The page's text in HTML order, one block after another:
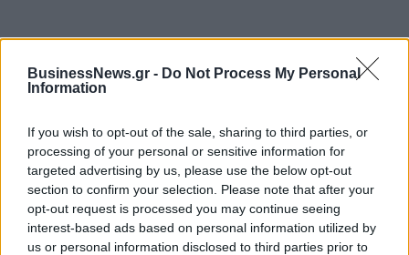
BusinessNews.gr - Do Not Process My Personal
Information
If you wish to opt-out of the sale, sharing to third parties, or
processing of your personal or sensitive information for
targeted advertising by us, please use the below opt-out
section to confirm your selection. Please note that after your
opt-out request is processed you may continue seeing
interest-based ads based on personal information utilized by
us or personal information disclosed to third parties prior to
ΡΟΗ ΕΙΔΗΣΕΩΝ
ΥΠΑΑΤ: Επιπλέον 12,5 εκατ. ευρώ στις Περιφέρειες
για την ενίσχυση της βιοασφάλειας
07/08/2026 - 17:02 ΟΙΚΟΝΟΜΙΑ